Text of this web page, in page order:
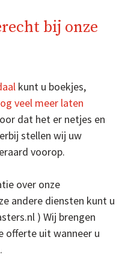
bij onze
kunt u boekjes,
veel meer laten
dat het er netjes en
stellen wij uw
voorop.
over onze
andere diensten kunt u
) Wij brengen
offerte uit wanneer u